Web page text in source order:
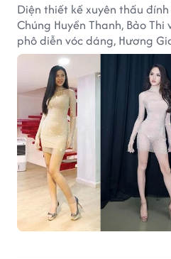
Diện thiết kế xuyên thấu
Chúng Huyền Thanh, Bảo
phô diễn vóc dáng, Hương
thậm chí thần thái của
đứt ba người đẹp trên.